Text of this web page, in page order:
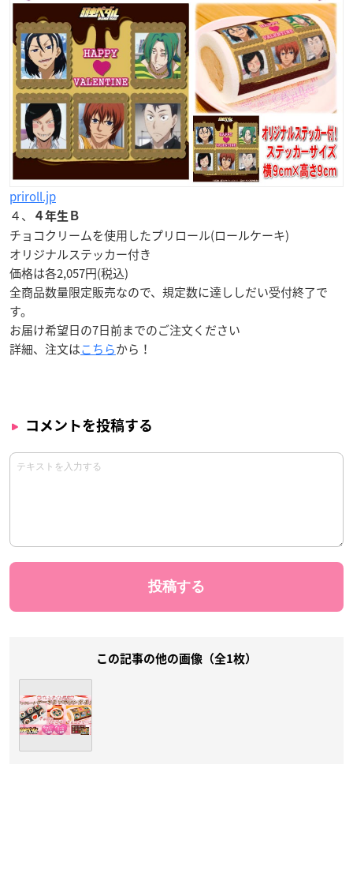
priroll.jp
４、
４年生Ｂ
チョコクリームを使用したプリロール(ロールケーキ)
オリジナルステッカー付き
価格は各2,057円(税込)
全商品数量限定販売なので、規定数に達ししだい受付終了で
す。
お届け希望日の7日前までのご注文ください
詳細、注文はこちらから！
コメントを投稿する
この記事の他の画像（全1枚）